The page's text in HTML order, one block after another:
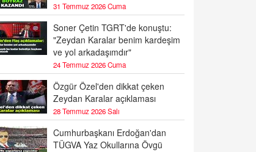
31 Temmuz 2026 Cuma
Soner Çetin TGRT'de konuştu:
"Zeydan Karalar benim kardeşim
ve yol arkadaşımdır"
24 Temmuz 2026 Cuma
Özgür Özel'den dikkat çeken
Zeydan Karalar açıklaması
28 Temmuz 2026 Salı
Cumhurbaşkanı Erdoğan'dan
TÜGVA Yaz Okullarına Övgü